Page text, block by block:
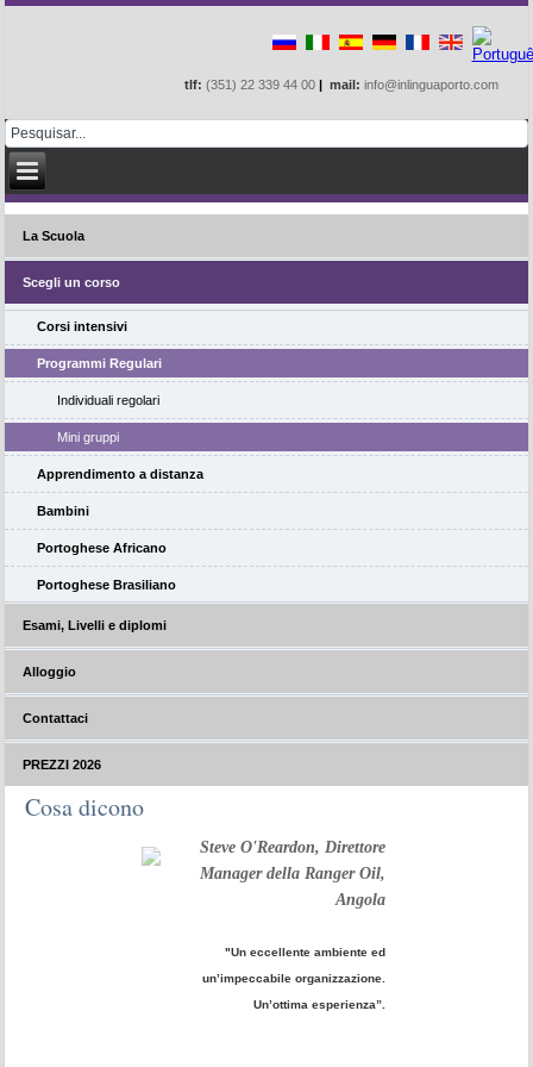
tlf: (351) 22 339 44 00 | mail: info@inlinguaporto.com
La Scuola
Scegli un corso
Corsi intensivi
Programmi Regulari
Individuali regolari
Mini gruppi
Apprendimento a distanza
Bambini
Portoghese Africano
Portoghese Brasiliano
Esami, Livelli e diplomi
Alloggio
Contattaci
PREZZI 2026
Cosa dicono
Steve O'Reardon, Direttore
Manager della Ranger Oil,
Angola
"Un eccellente ambiente ed
un’impeccabile organizzazione.
Un’ottima esperienza”.